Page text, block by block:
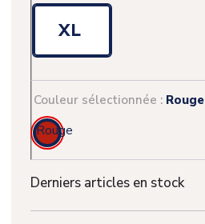
XL
Couleur sélectionnée : Rouge
Rouge
Derniers articles en stock